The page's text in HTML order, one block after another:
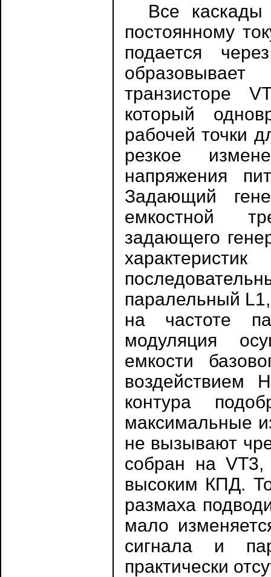
Все каскады
постоянному
подается
транзисторе
который
рабочей точки
резкое
напряжения
Задающий
емкостной
задающего
паралельный
на частоте
модуляция
емкости
воздействием
контура
максимальные
не вызывают
собран на
высоким КПД.
размаха
мало
сигнала и
практически